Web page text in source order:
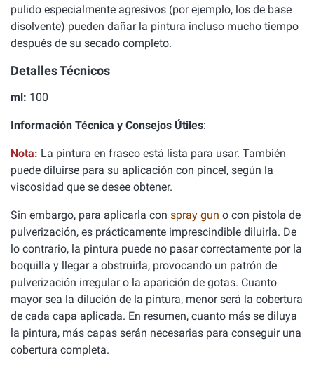
pulido especialmente agresivos (por ejemplo, los de base
disolvente) pueden dañar la pintura incluso mucho tiempo
después de su secado completo.
Detalles Técnicos
ml: 100
Información Técnica y Consejos Útiles:
Nota: La pintura en frasco está lista para usar. También
puede diluirse para su aplicación con pincel, según la
viscosidad que se desee obtener.
Sin embargo, para aplicarla con spray gun o con pistola de
pulverización, es prácticamente imprescindible diluirla. De
lo contrario, la pintura puede no pasar correctamente por la
boquilla y llegar a obstruirla, provocando un patrón de
pulverización irregular o la aparición de gotas. Cuanto
mayor sea la dilución de la pintura, menor será la cobertura
de cada capa aplicada. En resumen, cuanto más se diluya
la pintura, más capas serán necesarias para conseguir una
cobertura completa.